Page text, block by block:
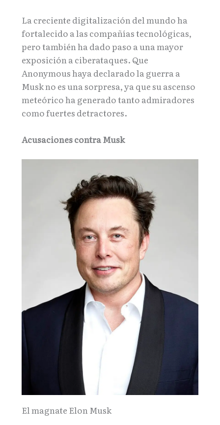
La creciente digitalización del mundo ha
fortalecido a las compañías tecnológicas,
pero también ha dado paso a una mayor
exposición a ciberataques. Que
Anonymous haya declarado la guerra a
Musk no es una sorpresa, ya que su ascenso
meteórico ha generado tanto admiradores
como fuertes detractores.
Acusaciones contra Musk
El magnate Elon Musk